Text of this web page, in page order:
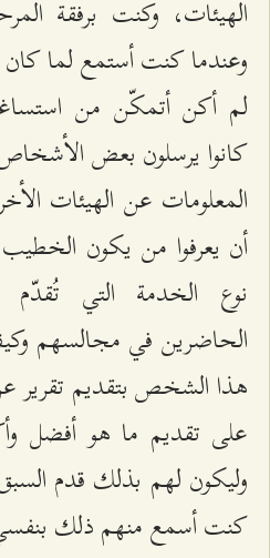
الهيئات، وكنت برفقة
وعندما كنت أستمع لما
لم أكن أتمكّن من
كانوا يرسلون بعض
المعلومات عن الهيئات
أن يعرفوا من يكون
نوع الخدمة التي
الحاضرين في مجالسهم
هذا الشخص بتقديم تقرير
على تقديم ما هو أفضل
وليكون لهم بذلك قدم
كنت أسمع منهم ذلك